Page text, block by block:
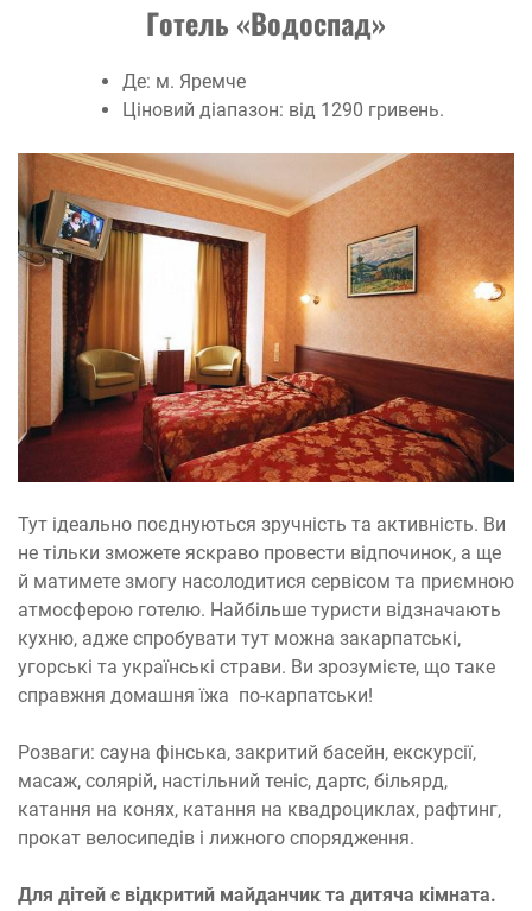
Готель «Водоспад»
Де: м. Яремче
Ціновий діапазон: від 1290 гривень.
Тут ідеально поєднуються зручність та активність. Ви
не тільки зможете яскраво провести відпочинок, а ще
й матимете змогу насолодитися сервісом та приємною
атмосферою готелю. Найбільше туристи відзначають
кухню, адже спробувати тут можна закарпатські,
угорські та українські страви. Ви зрозумієте, що таке
справжня домашня їжа по-карпатськи!
Розваги: сауна фінська, закритий басейн, екскурсії,
масаж, солярій, настільний теніс, дартс, більярд,
катання на конях, катання на квадроциклах, рафтинг,
прокат велосипедів і лижного спорядження.
Для дітей є відкритий майданчик та дитяча кімната.